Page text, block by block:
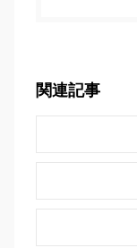
関連記事